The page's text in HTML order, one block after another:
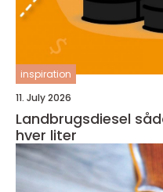
inspiration
11. July 2026
Landbrugsdiesel sådan får du mest ud af
hver liter